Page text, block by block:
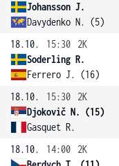
Johansson J.
Davydenko N. (5)
18.10.
15:30
2K
Soderling R.
Ferrero J. (16)
18.10.
15:30
2K
Djokovič N. (15)
Gasquet R.
18.10.
14:00
2K